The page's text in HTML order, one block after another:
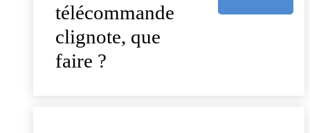
télécommande
clignote, que
faire ?